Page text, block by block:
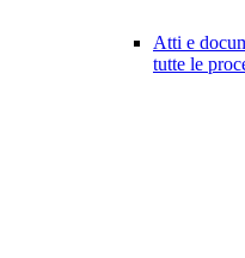
Atti e
tutte le